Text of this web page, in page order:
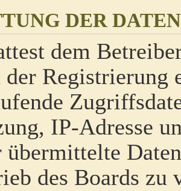
DER
dem
der Registrierung
IP-Adresse
übermittelte
des Boards zu